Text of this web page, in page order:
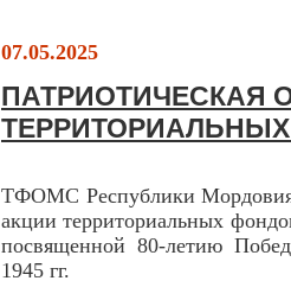
07.05.2025
ПАТРИОТИЧЕСКАЯ
ТФОМС Республики Мордовия
акции территориальных
посвященной 80-летию
1945 гг.